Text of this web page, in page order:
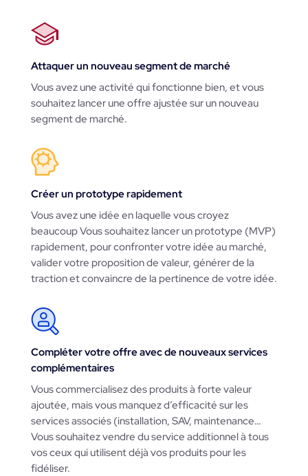
Attaquer un nouveau segment de marché
Vous avez une activité qui fonctionne bien, et vous
souhaitez lancer une offre ajustée sur un nouveau
segment de marché.
Créer un prototype rapidement
Vous avez une idée en laquelle vous croyez
beaucoup Vous souhaitez lancer un prototype (MVP)
rapidement, pour confronter votre idée au marché,
valider votre proposition de valeur, générer de la
traction et convaincre de la pertinence de votre idée.
Compléter votre offre avec de nouveaux services
complémentaires
Vous commercialisez des produits à forte valeur
ajoutée, mais vous manquez d’efficacité sur les
services associés (installation, SAV, maintenance…
Vous souhaitez vendre du service additionnel à tous
vos ceux qui utilisent déjà vos produits pour les
fidéliser.